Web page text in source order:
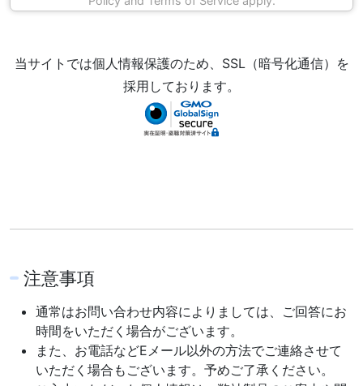
当サイトでは個人情報保護のため、SSL（暗号化通信）を
採用しております。
注意事項
通常はお問い合わせ内容によりましては、ご回答にお
時間をいただく場合がございます。
また、お電話などEメール以外の方法でご連絡させて
いただく場合もございます。予めご了承ください。